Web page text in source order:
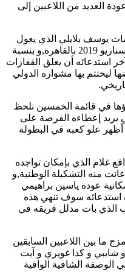
العديد من اللاعبين إلى
يوسف بلايلي الذي يعول
عليه الأنصار لهز الشباك,على شاكلة سناريو 2019 بالقاهرة,و بنسبة
استدعائه أن يعلق القفازات
ليختتم بها مشواره الدولي
في قائمة الخمسين نلحظ
يريد إعطاءه الفرصة على
علو كعبه في البطولة
غلام الذي بإمكان تواجده
منه التشكيلة الوطنية,و
عودة ياسين براهيمي
استدعائه سوف تنهي هذه
الذي بات مدلل فريقه في
ما بين اللاعبين السابقين
شايبي و كذا غويري و آيت
الوصفة الشافية الوافية